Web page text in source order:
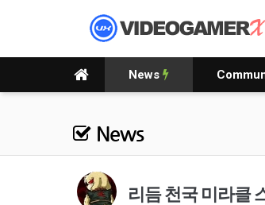
News
News
리듬 천국 미라클